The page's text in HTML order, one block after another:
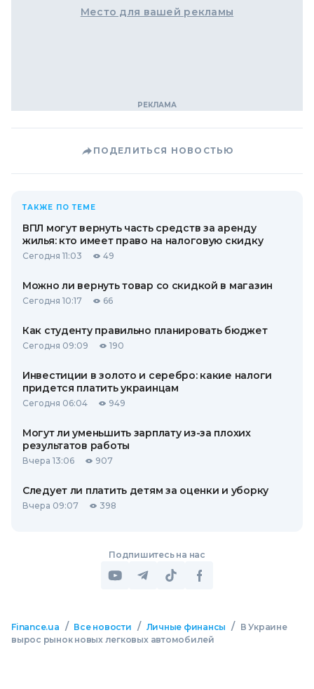
Место для вашей рекламы
ПОДЕЛИТЬСЯ НОВОСТЬЮ
ТАКЖЕ ПО ТЕМЕ
ВПЛ могут вернуть часть средств за аренду
жилья: кто имеет право на налоговую скидку
Сегодня 11:03 49
Можно ли вернуть товар со скидкой в ​​магазин
Сегодня 10:17 66
Как студенту правильно планировать бюджет
Сегодня 09:09 190
Инвестиции в золото и серебро: какие налоги
придется платить украинцам
Сегодня 06:04 949
Могут ли уменьшить зарплату из-за плохих
результатов работы
Вчера 13:06 907
Следует ли платить детям за оценки и уборку
Вчера 09:07 398
Подпишитесь на нас
Finance.ua / Все новости / Личные финансы /
В Украине
вырос рынок новых легковых автомобилей